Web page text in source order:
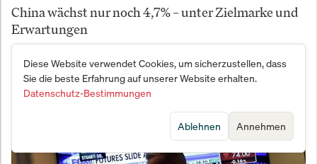
China wächst nur noch 4,7% – unter Zielmarke und
Erwartungen
Diese Website verwendet Cookies, um sicherzustellen, dass
Sie die beste Erfahrung auf unserer Website erhalten.
Datenschutz-Bestimmungen
Annehmen
Ablehnen